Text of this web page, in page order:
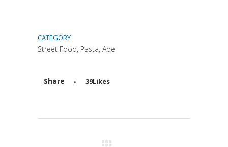
CATEGORY
Street Food, Pasta, Ape
Share
Attiva comando
39Likes